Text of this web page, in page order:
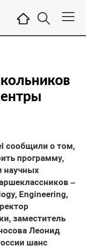
сообщили о том,
программу,
научных
–
Engineering,
заместитель
Леонид
шанс